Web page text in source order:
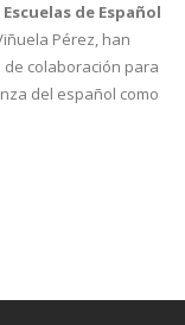
de Español
Pérez, han
colaboración para
del español como